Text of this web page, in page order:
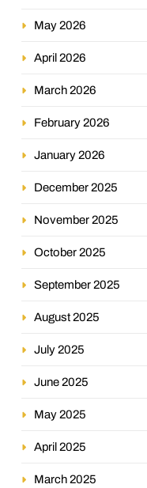
May 2026
April 2026
March 2026
February 2026
January 2026
December 2025
November 2025
October 2025
September 2025
August 2025
July 2025
June 2025
May 2025
April 2025
March 2025